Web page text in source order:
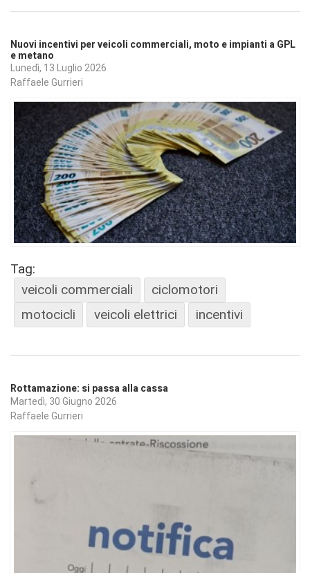
Nuovi incentivi per veicoli commerciali, moto e impianti a GPL
e metano
Lunedì, 13 Luglio 2026
Raffaele Gurrieri
Tag:
veicoli commerciali
ciclomotori
motocicli
veicoli elettrici incentivi
Rottamazione: si passa alla cassa
Martedì, 30 Giugno 2026
Raffaele Gurrieri